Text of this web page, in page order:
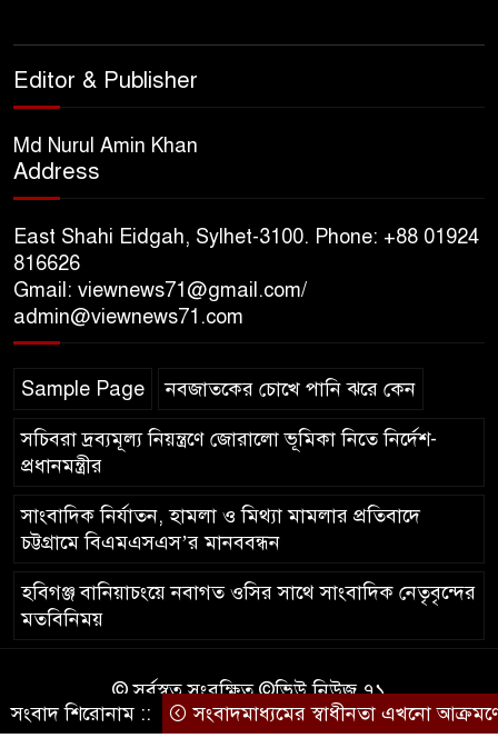
আয়োজন ‘শ্রাবনের মেঘগুলো’
গভীর শ্রদ্ধা নিবেদন
শতাংশই সিলেটি
হাসপাতালে ৩৫১ জন
Editor & Publisher
Md Nurul Amin Khan
Address
East Shahi Eidgah, Sylhet-3100. Phone: +88 01924
816626
Gmail: viewnews71@gmail.com/
admin@viewnews71.com
Sample Page নবজাতকের চোখে পানি ঝরে কেন
সচিবরা দ্রব্যমূল্য নিয়ন্ত্রণে জোরালো ভূমিকা নিতে নির্দেশ-
প্রধানমন্ত্রীর
সাংবাদিক নির্যাতন, হামলা ও মিথ্যা মামলার প্রতিবাদে
চট্টগ্রামে বিএমএসএস’র মানববন্ধন
হবিগঞ্জ বানিয়াচংয়ে নবাগত ওসির সাথে সাংবাদিক নেতৃবৃন্দের
মতবিনিময়
© সর্বস্বত্ব সংরক্ষিত ©ভিউ নিউজ ৭১
কারিগরি সহযোগিতায়ঃআইটিপল্লী
সংবাদ শিরোনাম :: সংবাদমাধ্যমের স্বাধীনতা এখনো